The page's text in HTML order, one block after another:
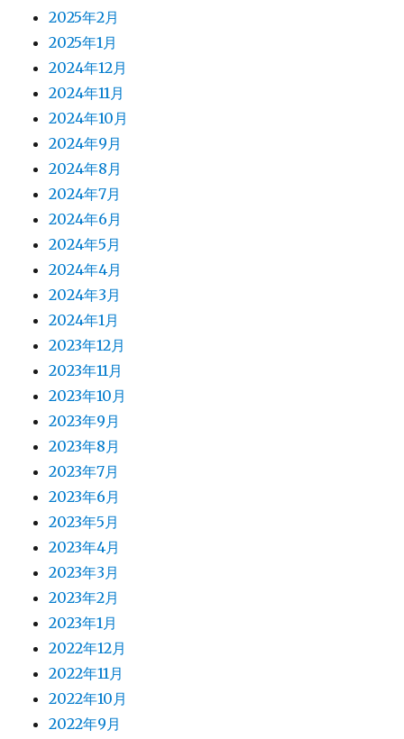
2025年2月
2025年1月
2024年12月
2024年11月
2024年10月
2024年9月
2024年8月
2024年7月
2024年6月
2024年5月
2024年4月
2024年3月
2024年1月
2023年12月
2023年11月
2023年10月
2023年9月
2023年8月
2023年7月
2023年6月
2023年5月
2023年4月
2023年3月
2023年2月
2023年1月
2022年12月
2022年11月
2022年10月
2022年9月